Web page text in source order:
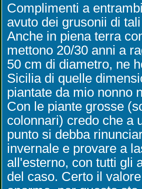
Complimenti a
avuto dei grusonii di
Anche in piena terra
mettono 20/30 anni a
50 cm di diametro, ne
Sicilia di quelle
piantate da mio nonno
Con le piante grosse
colonnari) credo che a
punto si debba
invernale e provare a
all'esterno, con tutti gli
del caso. Certo il